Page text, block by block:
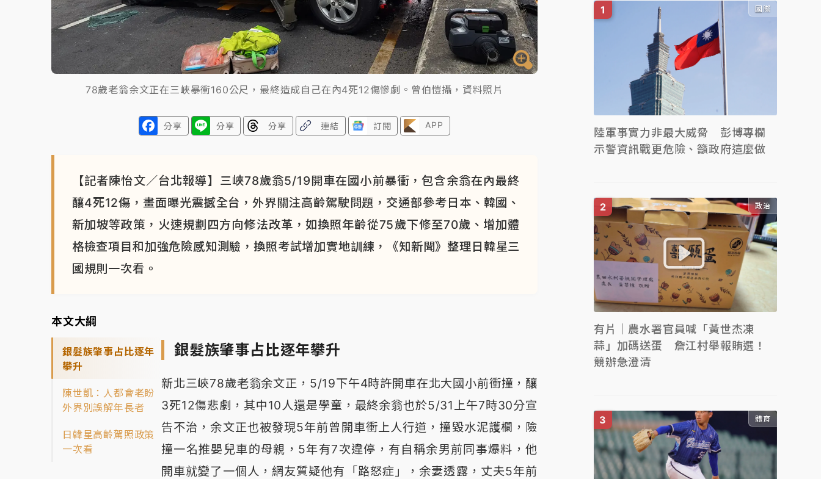
78歲老翁余文正在三峽暴衝160公尺，最終造成自己在內4死12傷慘劇。曾伯愷攝，資料照片
分享 分享 分享 連結 訂閱 APP
【記者陳怡文／台北報導】三峽78歲翁5/19開車在國小前暴衝，包含余翁在內最終
釀4死12傷，畫面曝光震撼全台，外界關注高齡駕駛問題，交通部參考日本、韓國、
新加坡等政策，火速規劃四方向修法改革，如換照年齡從75歲下修至70歲、增加體
格檢查項目和加強危險感知測驗，換照考試增加實地訓練，《知新聞》整理日韓星三
國規則一次看。
本文大綱
銀髮族肇事占比逐年
攀升
陳世凱：人都會老盼
外界別誤解年長者
日韓星高齡駕照政策
一次看
銀髮族肇事占比逐年攀升
新北三峽78歲老翁余文正，5/19下午4時許開車在北大國小前衝撞，釀
3死12傷悲劇，其中10人還是學童，最終余翁也於5/31上午7時30分宣
告不治，余文正也被發現5年前曾開車衝上人行道，撞毀水泥護欄，險
撞一名推嬰兒車的母親，5年有7次違停，有自稱余男前同事爆料，他
開車就變了一個人，網友質疑他有「路怒症」，余妻透露，丈夫5年前
國際
陸軍事實力非最大威脅 彭博專欄
示警資訊戰更危險、籲政府這麼做
政治
有片｜農水署官員喊「黃世杰凍
蒜」加碼送蛋 詹江村舉報賄選！
競辦急澄清
體育